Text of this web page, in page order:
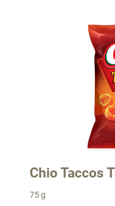
Chio Taccos
75 g